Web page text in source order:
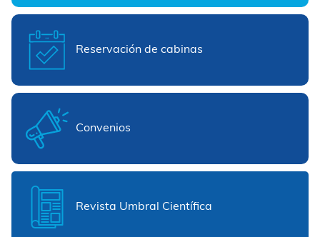
Reservación de cabinas
Convenios
Revista Umbral Científica